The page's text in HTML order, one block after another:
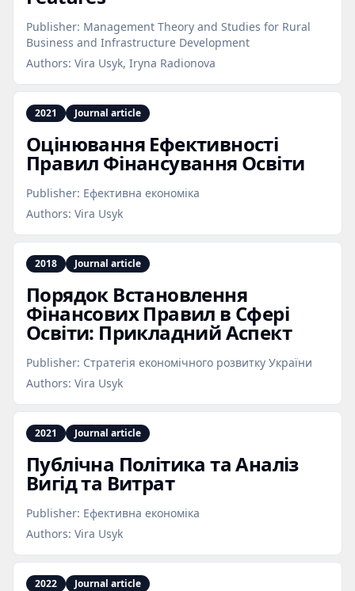
Publisher: Management Theory and Studies for Rural
Business and Infrastructure Development
Authors: Vira Usyk, Iryna Radionova
2021 Journal article
Оцінювання Ефективності
Правил Фінансування Освіти
Publisher: Ефективна економіка
Authors: Vira Usyk
2018 Journal article
Порядок Встановлення
Фінансових Правил в Сфері
Освіти: Прикладний Аспект
Publisher: Стратегія економічного розвитку України
Authors: Vira Usyk
2021 Journal article
Публічна Політика та Аналіз
Вигід та Витрат
Publisher: Ефективна економіка
Authors: Vira Usyk
2022 Journal article